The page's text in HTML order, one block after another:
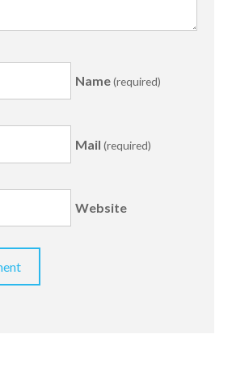
Name(required)
Mail (required)
Website